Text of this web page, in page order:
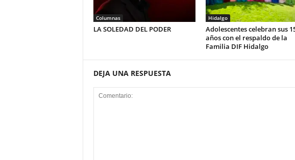
Columnas
LA SOLEDAD DEL PODER
Hidalgo
Adolescentes celebran sus
años con el respaldo de la
Familia DIF Hidalgo
DEJA UNA RESPUESTA